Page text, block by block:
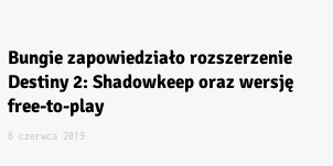
Bungie zapowiedziało rozszerzenie
Destiny 2: Shadowkeep oraz wersję
free-to-play
6 czerwca 2019